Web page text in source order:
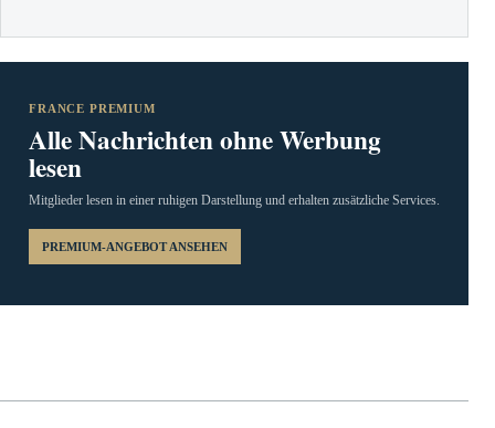
FRANCE PREMIUM
Alle Nachrichten ohne Werbung
lesen
Mitglieder lesen in einer ruhigen Darstellung und erhalten zusätzliche Services.
PREMIUM-ANGEBOT ANSEHEN